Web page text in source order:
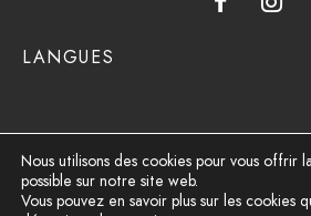
LANGUES
Politique de
Nous utilisons des cookies pour vous offrir
possible sur notre site web.
Vous pouvez en savoir plus sur les cookies